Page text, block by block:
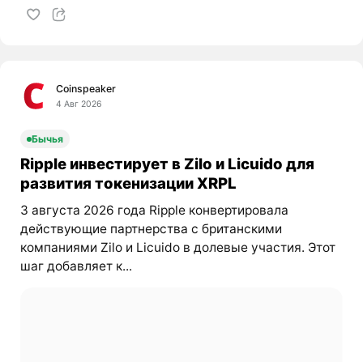
Coinspeaker
4 Авг 2026
Бычья
Ripple инвестирует в Zilo и Licuido для
развития токенизации XRPL
3 августа 2026 года Ripple конвертировала
действующие партнерства с британскими
компаниями Zilo и Licuido в долевые участия. Этот
шаг добавляет к...